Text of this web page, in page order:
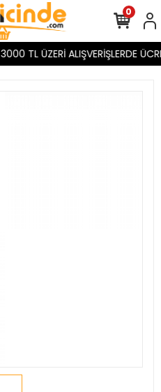
3000 TL ÜZERİ ALIŞVERİŞLERDE
0